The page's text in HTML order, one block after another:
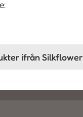
ifrån Silkflower